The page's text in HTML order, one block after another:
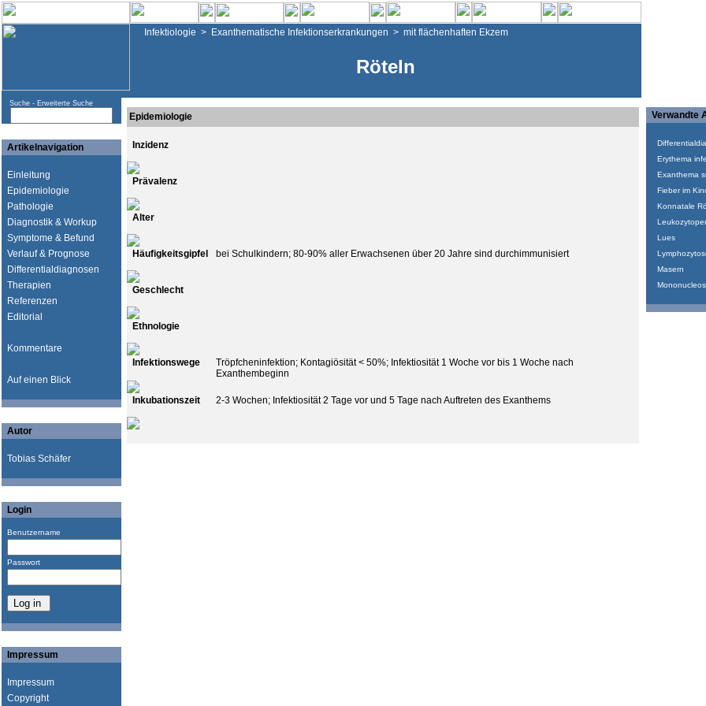
Infektiologie > Exanthematische Infektionserkrankungen > mit flächenhaften Ekzem
Röteln
Suche - Erweiterte Suche
Artikelnavigation
Einleitung
Epidemiologie
Pathologie
Diagnostik & Workup
Symptome & Befund
Verlauf & Prognose
Differentialdiagnosen
Therapien
Referenzen
Editorial
Kommentare
Auf einen Blick
Autor
Tobias Schäfer
Login
Benutzername
Passwort
Impressum
Impressum
Copyright
Epidemiologie
Inzidenz
Prävalenz
Alter
Häufigkeitsgipfel bei Schulkindern; 80-90% aller Erwachsenen über 20 Jahre sind durchimmunisiert
Geschlecht
Ethnologie
Infektionswege
Tröpfcheninfektion; Kontagiösität < 50%; Infektiosität 1 Woche vor bis 1 Woche nach
Exanthembeginn
Inkubationszeit 2-3 Wochen; Infektiosität 2 Tage vor und 5 Tage nach Auftreten des Exanthems
Verwandte
Erythema
Exanthema
Fieber im
Konnatale
Lues
Masern